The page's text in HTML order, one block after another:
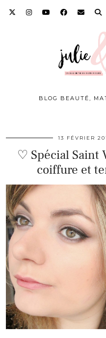
BLOG BEAUTÉ,
13 FÉVRIER
♡ Spécial Saint
coiffure et